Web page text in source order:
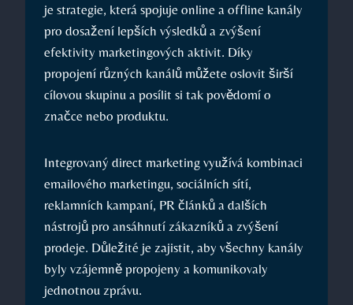
⁤je strategie, která spojuje ‍online​ a offline kanály
pro dosažení lepších výsledků a zvýšení
‍efektivity marketingových aktivit. Díky
propojení různých kanálů můžete oslovit širší
cílovou⁣ skupinu⁢ a posílit si tak ⁣povědomí o
značce nebo produktu.
Integrovaný direct marketing využívá⁣ kombinaci
emailového marketingu, sociálních sítí,
reklamních kampaní, PR článků a dalších
nástrojů pro ansáhnutí zákazníků a zvýšení
prodeje. Důležité je zajistit, aby⁤ všechny kanály
‍byly vzájemně propojeny ​a ⁢komunikovaly
jednotnou zprávu.